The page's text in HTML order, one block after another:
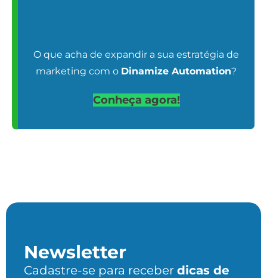
O que acha de expandir a sua estratégia de
marketing com o Dinamize Automation?
Conheça agora!
Newsletter
Cadastre-se para receber dicas de